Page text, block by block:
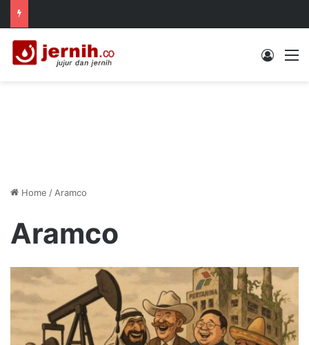
Log In
Home / Aramco
Aramco